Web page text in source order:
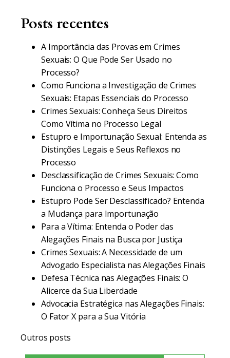
Posts recentes
A Importância das Provas em Crimes
Sexuais: O Que Pode Ser Usado no
Processo?
Como Funciona a Investigação de Crimes
Sexuais: Etapas Essenciais do Processo
Crimes Sexuais: Conheça Seus Direitos
Como Vítima no Processo Legal
Estupro e Importunação Sexual: Entenda as
Distinções Legais e Seus Reflexos no
Processo
Desclassificação de Crimes Sexuais: Como
Funciona o Processo e Seus Impactos
Estupro Pode Ser Desclassificado? Entenda
a Mudança para Importunação
Para a Vítima: Entenda o Poder das
Alegações Finais na Busca por Justiça
Crimes Sexuais: A Necessidade de um
Advogado Especialista nas Alegações Finais
Defesa Técnica nas Alegações Finais: O
Alicerce da Sua Liberdade
Advocacia Estratégica nas Alegações Finais:
O Fator X para a Sua Vitória
Outros posts